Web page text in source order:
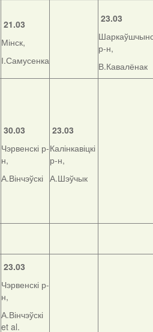
21.03
Мінск,
І.Самусенка
23.03
р-н,
В.Кавалёнак
30.03
Чэрвенскі р-
н,
А.Вінчэўскі
23.03
Калінкавіцкі
р-н,
А.Шэўчык
23.03
Чэрвенскі р-
н,
А.Вінчэўскі
et al.